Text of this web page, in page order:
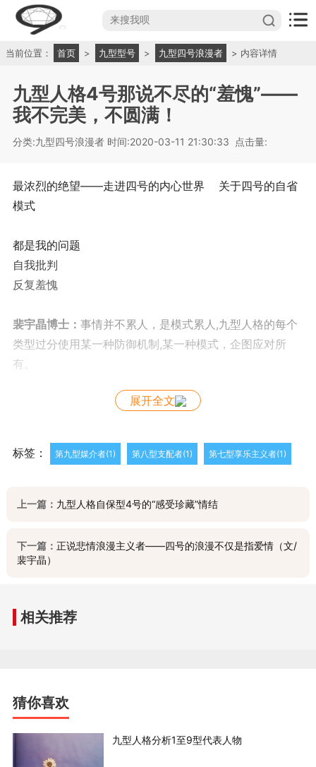
当前位置： 首页 > 九型型号 > 九型四号浪漫者 > 内容详情
九型人格4号那说不尽的“羞愧”——
我不完美，不圆满！
分类:九型四号浪漫者 时间:2020-03-11 21:30:33 点击量:
最浓烈的绝望——走进四号的内心世界 关于四号的自省
模式
都是我的问题
自我批判
反复羞愧
裴宇晶博士： 事情并不累人，是模式累人,九型人格的每个
类型过分使用某一种防御机制,某一种模式，企图应对所
有。
：模式让人累，看着自己在模式里更累。
裴宇晶博士：看着其实不累。但是看着，还批判着，才
累。是批判导致的内部冲突。
四号学员:我看着那个模式，本身也都快成一个模式了。
裴宇晶博士：这是4号的反省模式，是很可怕的，好像每天
都在犯错好像身边的问题都是自己的错，至少部分是。
个错。
四号学员:可能别人会觉得那根本不算什么，可是我觉得好
大一个错。
裴宇晶博士 ：4号的反省自罪，带来了巨大痛苦，所以他们
展开全文
标签： 第九型媒介者(1) 第八型支配者(1) 第七型享乐主义者(1)
上一篇： 九型人格自保型4号的“感受珍藏”情结
下一篇： 正说悲情浪漫主义者——四号的浪漫不仅是指爱情（文/
裴宇晶）
相关推荐
猜你喜欢
九型人格分析1至9型代表人物